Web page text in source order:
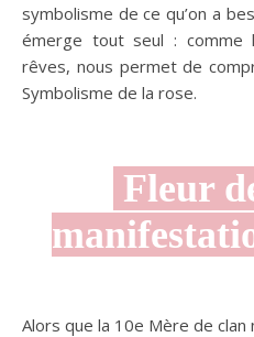
symbolisme de ce qu’on a
émerge tout seul : comme
rêves, nous permet de
Symbolisme de la rose.
Fleur
Alors que la 10e Mère de